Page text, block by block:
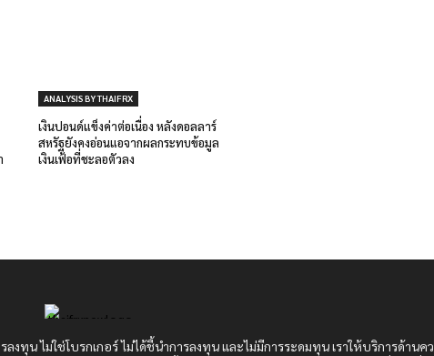
ANALYSIS BY THAIFRX
เงินปอนด์แข็งค่าต่อเนื่อง หลังดอลลาร์
สหรัฐยังคงอ่อนแอจากผลกระทบข้อมูล
เงินเฟ้อที่ชะลอตัวลง
ลงทุน ไม่ใช่โบรกเกอร์ ไม่ได้ชี้นำการลงทุน และไม่มีการระดมทุน เราให้บริการด้านค